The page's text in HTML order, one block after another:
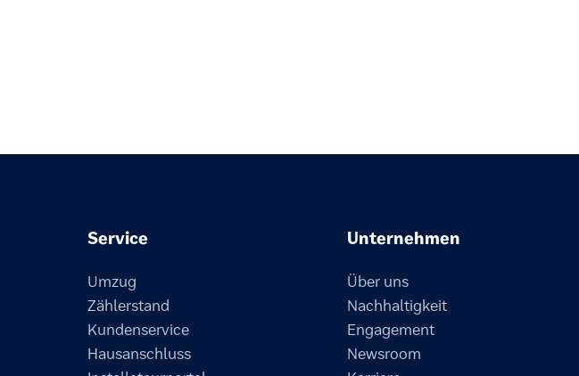
Service
Umzug
Zählerstand
Kundenservice
Hausanschluss
Unternehmen
Über uns
Nachhaltigkeit
Engagement
Newsroom